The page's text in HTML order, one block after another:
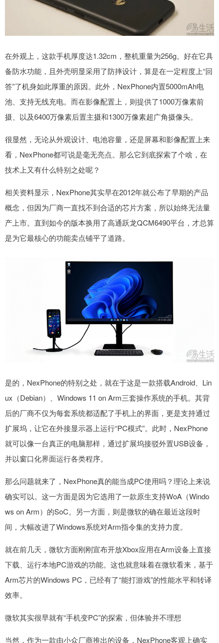
在外观上，这款手机厚度达1.32cm，整机重量为256g。好在它具
备防水功能，且外壳明显采用了防摔设计，算是在一定程度上“回
答”了机身如此厚重的原因。此外，NexPhone内置5000mAh电
池、支持无线充电。而在影像配置上，则提供了1000万像素前
摄、以及6400万像素后置主摄和1300万像素超广角摄像头。
很显然，无论从外观设计、电池容量，还是屏幕和影像配置上来
看，NexPhone都可说是毫无亮点。那么它到底探索了个啥，在
技术上又有什么特别之处呢？
相关资料显示，NexPhone其实早在2012年就公布了早期的产品
概念，但因为厂商一直找不到合适的芯片方案，所以始终无法量
产上市。直到如今的版本换用了高通跃龙QCM6490平台，才总算
是为它最核心的功能卖点铺平了道路。
是的，NexPhone的特别之处，就在于这是一款搭载Android、Lin
ux（Debian）、Windows 11 on Arm三套操作系统的手机。其背
后的厂商不仅为每套系统都适配了手机上的界面，更是支持通过
扩展坞，让它在外接显示器上运行“PC模式”。此时，NexPhone
就可以像一台真正的电脑那样，通过扩展坞接驳外置USB设备，
并以窗口化界面运行各类程序。
那么问题就来了，NexPhone真的能当成PC使用吗？理论上来说
确实可以。这一方面是因为它选用了一款原生支持WoA（Windo
ws on Arm）的SoC。另一方面，则是微软的确在最近这段时
间，大幅改进了Windows系统对Arm指令集的支持力度。
就在前几天，微软方面刚刚宣布开放Xbox应用在Arm设备上直接
下载、运行本地PC游戏的功能。这也就意味着在微软看来，基于
Arm芯片的Windows PC，已经有了“能打游戏”的性能水平和转译
效率。
微软其实很早就有“手机变PC”的探索，但体验并不理想
当然，作为一款由小众厂商推出的设备，NexPhone客观上确实